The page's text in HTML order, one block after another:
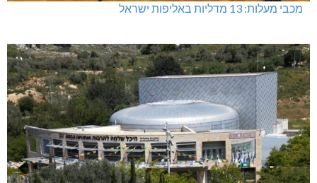
מכבי מעלות: 13 מדליות באליפות ישראל